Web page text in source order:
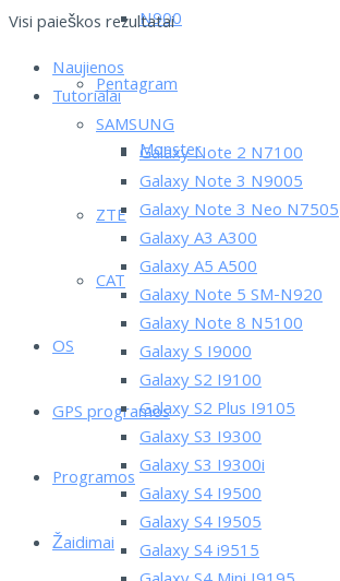
N900
Pentagram
Monster
ZTE
CAT
OS
GPS programos
Programos
Žaidimai
Visi paieškos rezultatai
Naujienos
Tutorialai
SAMSUNG
Galaxy Note 2 N7100
Galaxy Note 3 N9005
Galaxy Note 3 Neo N7505
Galaxy A3 A300
Galaxy A5 A500
Galaxy Note 5 SM-N920
Galaxy Note 8 N5100
Galaxy S I9000
Galaxy S2 I9100
Galaxy S2 Plus I9105
Galaxy S3 I9300
Galaxy S3 I9300i
Galaxy S4 I9500
Galaxy S4 I9505
Galaxy S4 i9515